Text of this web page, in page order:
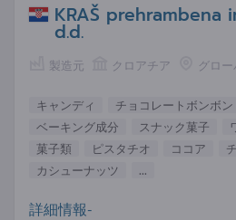
KRAŠ prehrambena
d.d.
製造元 クロアチア グロ
キャンディ
チョコレートボンボン
ベーキング成分
スナック菓子
菓子類
ピスタチオ ココア
カシューナッツ
...
詳細情報-